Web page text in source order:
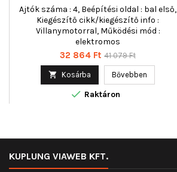
Ajtók száma : 4, Beépítési oldal : bal első,
Kiegészítő cikk/kiegészítő info :
Villanymotorral, Működési mód :
elektromos
Ár
32 864 Ft Normál
41 079 Ft
 Kosárba Bővebben
 Raktáron
KUPLUNG VIAWEB KFT.